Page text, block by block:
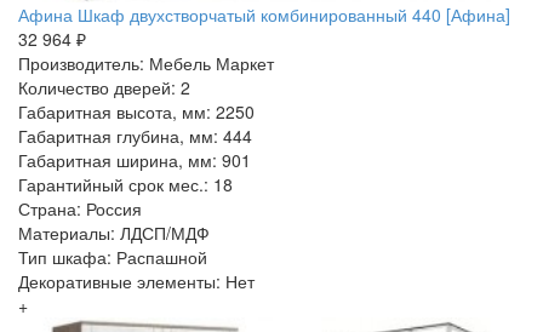
Афина Шкаф двухстворчатый комбинированный 440 [Афина]
32 964 ₽
Производитель: Мебель Маркет
Количество дверей: 2
Габаритная высота, мм: 2250
Габаритная глубина, мм: 444
Габаритная ширина, мм: 901
Гарантийный срок мес.: 18
Страна: Россия
Материалы: ЛДСП/МДФ
Тип шкафа: Распашной
Декоративные элементы: Нет
+